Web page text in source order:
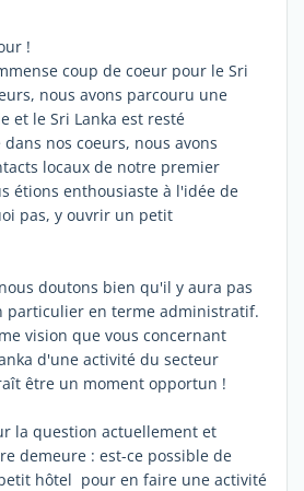
!
coup de coeur pour le Sri
nous avons parcouru une
et le Sri Lanka est resté
nos coeurs, nous avons
locaux de notre premier
étions enthousiaste à l'idée de
pas, y ouvrir un petit
doutons bien qu'il y aura pas
particulier en terme administratif.
vision que vous concernant
d'une activité du secteur
être un moment opportun !
la question actuellement et
demeure : est-ce possible de
hôtel pour en faire une activité